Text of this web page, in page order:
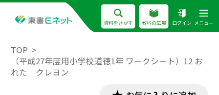
資料をさがす 教科の広場 ログイン メニュー
TOP
（平成27年度用小学校道徳1年 ワークシート）12 お
れた クレヨン